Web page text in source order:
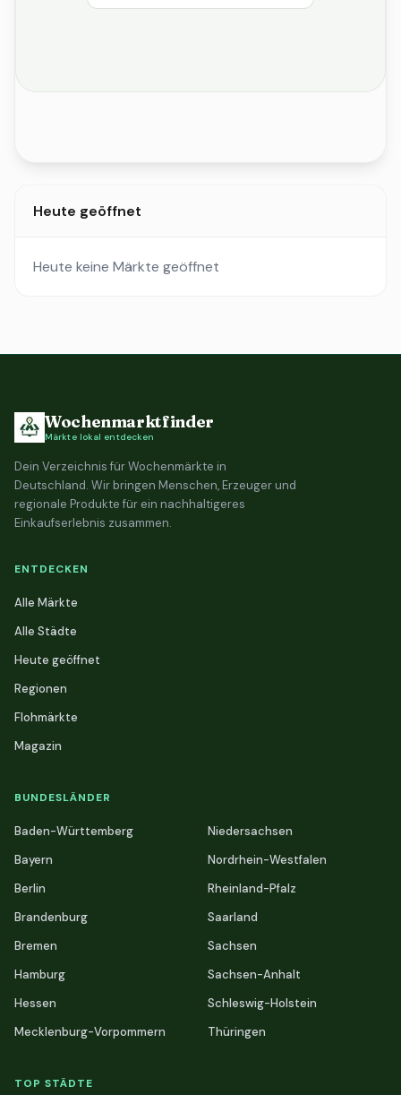
Heute geöffnet
Heute keine Märkte geöffnet
Wochenmarktfinder
Märkte lokal entdecken
Dein Verzeichnis für Wochenmärkte in
Deutschland. Wir bringen Menschen, Erzeuger und
regionale Produkte für ein nachhaltigeres
Einkaufserlebnis zusammen.
ENTDECKEN
Alle Märkte
Alle Städte
Heute geöffnet
Regionen
Flohmärkte
Magazin
BUNDESLÄNDER
Baden-Württemberg
Bayern
Berlin
Brandenburg
Bremen
Hamburg
Hessen
Mecklenburg-Vorpommern
Niedersachsen
Nordrhein-Westfalen
Rheinland-Pfalz
Saarland
Sachsen
Sachsen-Anhalt
Schleswig-Holstein
Thüringen
TOP STÄDTE